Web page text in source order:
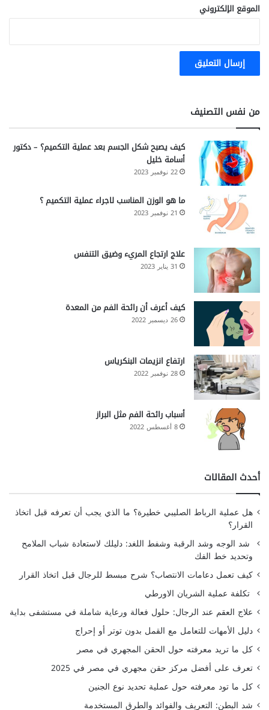
الموقع الإلكتروني
من نفس التصنيف
كيف يصبح شكل الجسم بعد عملية التكميم؟ – دكتور
أسامة خليل
22 نوفمبر 2023
ما هو الوزن المناسب لاجراء عملية التكميم ؟
21 نوفمبر 2023
علاج ارتجاع المريء وضيق التنفس
31 يناير 2023
كيف أعرف أن رائحة الفم من المعدة
26 ديسمبر 2022
ارتفاع انزيمات البنكرياس
28 نوفمبر 2022
أسباب رائحة الفم مثل البراز
8 أغسطس 2022
أحدث المقالات
هل عملية الرباط الصليبي خطيرة؟ ما الذي يجب أن تعرفه قبل اتخاذ
القرار؟
شد الوجه وشد الرقبة وشفط اللغد: دليلك لاستعادة شباب الملامح
وتحديد خط الفك
كيف تعمل دعامات الانتصاب؟ شرح مبسط للرجال قبل اتخاذ القرار
تكلفة عملية الشريان الاورطي
علاج العقم عند الرجال: حلول فعالة ورعاية شاملة في مستشفى بداية
دليل الأمهات للتعامل مع القمل بدون توتر أو إحراج
كل ما تريد معرفته حول الحقن المجهري في مصر
تعرف على أفضل مركز حقن مجهري في مصر في 2025
كل ما تود معرفته حول عملية تحديد نوع الجنين
شد البطن: التعريف والفوائد والطرق المستخدمة